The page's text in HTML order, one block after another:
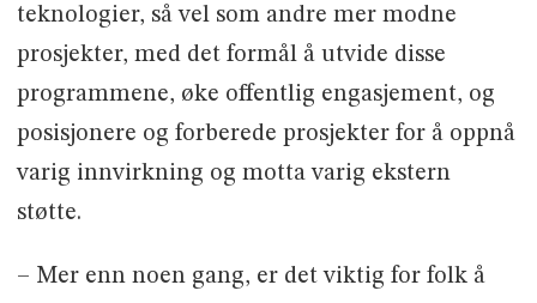
teknologier, så vel som andre mer modne
prosjekter, med det formål å utvide disse
programmene, øke offentlig engasjement, og
posisjonere og forberede prosjekter for å oppnå
varig innvirkning og motta varig ekstern
støtte.
– Mer enn noen gang, er det viktig for folk å